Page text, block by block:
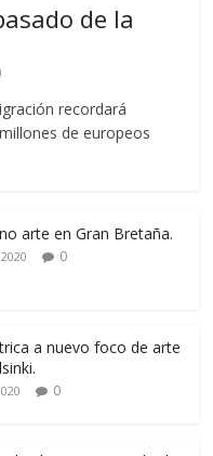
de la
recordará
de europeos
arte en Gran Bretaña.
0
a nuevo foco de arte
0